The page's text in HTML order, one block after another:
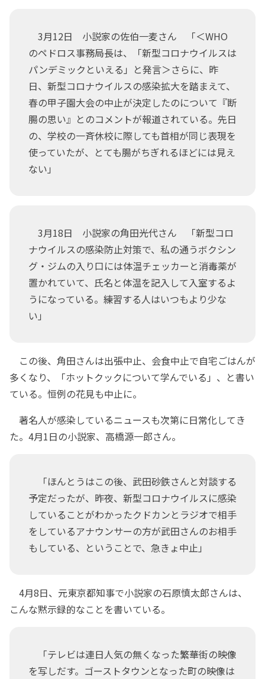
3月12日 小説家の佐伯一麦さん 「＜WHO
のペドロス事務局長は、「新型コロナウイルスは
パンデミックといえる」と発言＞さらに、昨
日、新型コロナウイルスの感染拡大を踏まえて、
春の甲子園大会の中止が決定したのについて『断
腸の思い』とのコメントが報道されている。先日
の、学校の一斉休校に際しても首相が同じ表現を
使っていたが、とても腸がちぎれるほどには見え
ない」
3月18日 小説家の角田光代さん 「新型コロ
ナウイルスの感染防止対策で、私の通うボクシン
グ・ジムの入り口には体温チェッカーと消毒薬が
置かれていて、氏名と体温を記入して入室するよ
うになっている。練習する人はいつもより少な
い」
この後、角田さんは出張中止、会食中止で自宅ごはんが
多くなり、「ホットクックについて学んでいる」、と書い
ている。恒例の花見も中止に。
著名人が感染しているニュースも次第に日常化してき
た。4月1日の小説家、高橋源一郎さん。
「ほんとうはこの後、武田砂鉄さんと対談する
予定だったが、昨夜、新型コロナウイルスに感染
していることがわかったクドカンとラジオで相手
をしているアナウンサーの方が武田さんのお相手
もしている、ということで、急きょ中止」
4月8日、元東京都知事で小説家の石原慎太郎さんは、
こんな黙示録的なことを書いている。
「テレビは連日人気の無くなった繁華街の映像
を写しだす。ゴーストタウンとなった町の映像は